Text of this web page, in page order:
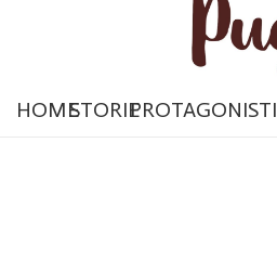
HOMESTORIEPROTAGONISTI